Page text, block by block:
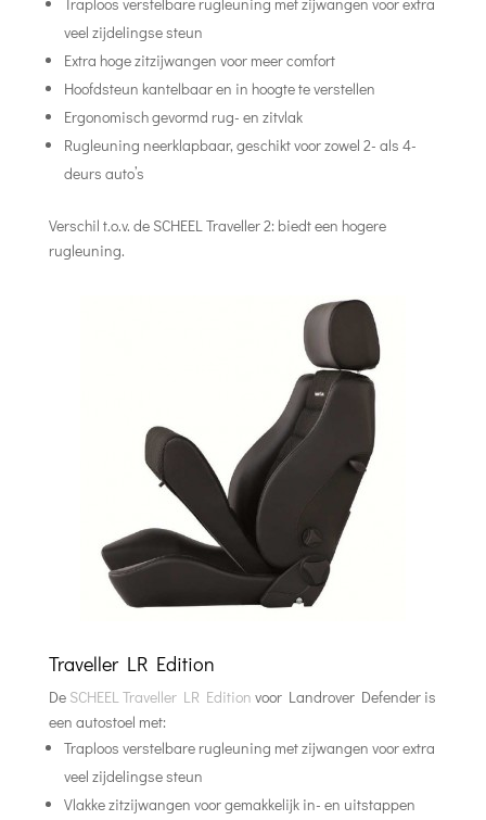
veel zijdelingse steun
Extra hoge zitzijwangen voor meer comfort
Hoofdsteun kantelbaar en in hoogte te verstellen
Ergonomisch gevormd rug- en zitvlak
Rugleuning neerklapbaar, geschikt voor zowel 2- als 4-
deurs auto’s
Verschil t.o.v. de SCHEEL Traveller 2: biedt een hogere
rugleuning.
Traveller LR Edition
De SCHEEL Traveller LR Edition voor Landrover Defender is
een autostoel met:
Traploos verstelbare rugleuning met zijwangen voor extra
veel zijdelingse steun
Vlakke zitzijwangen voor gemakkelijk in- en uitstappen